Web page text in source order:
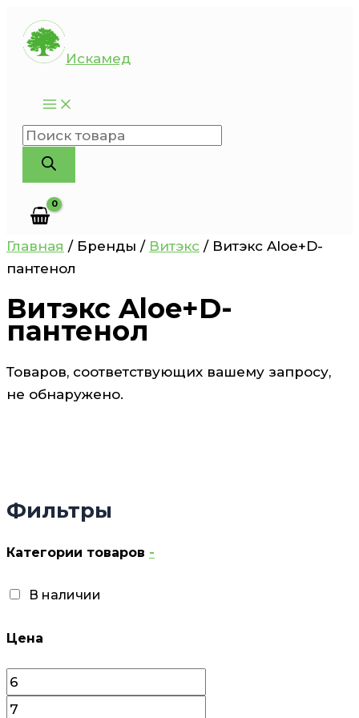
Перейти
содержимому
Искамед
Поиск
товаров
Фильтры
Категории товаров -
В наличии
Цена
Главная / Бренды / Витэкс / Витэкс Aloe+D-
пантенол
Витэкс Aloe+D-
пантенол
Товаров, соответствующих вашему запросу,
не обнаружено.